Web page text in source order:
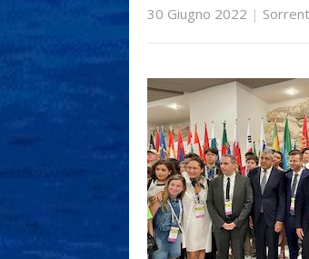
30 Giugno 2022 |